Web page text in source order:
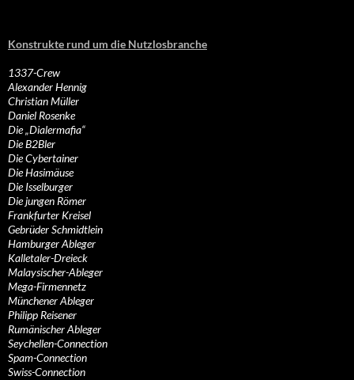
Konstrukte rund um die Nutzlosbranche
1337-Crew
Alexander Hennig
Christian Müller
Daniel Rosenke
Die „Dialermafia“
Die B2Bler
Die Cybertainer
Die Hasimäuse
Die Isselburger
Die jungen Römer
Frankfurter Kreisel
Gebrüder Schmidtlein
Hamburger Ableger
Kalletaler-Dreieck
Malaysischer-Ableger
Mega-Firmennetz
Münchener Ableger
Philipp Reisener
Rumänischer Ableger
Seychellen-Connection
Spam-Connection
Swiss-Connection